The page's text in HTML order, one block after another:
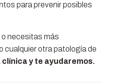
para prevenir posibles
necesitas más
cualquier otra patología de
y te ayudaremos.